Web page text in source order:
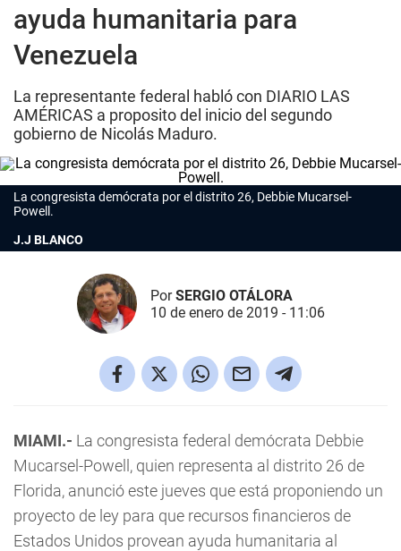
ayuda humanitaria para
Venezuela
La representante federal habló con DIARIO LAS
AMÉRICAS a proposito del inicio del segundo
gobierno de Nicolás Maduro.
La congresista demócrata por el distrito 26, Debbie Mucarsel-
Powell.
J.J BLANCO
PorSERGIO OTÁLORA
10 de enero de 2019 - 11:06
MIAMI.- La congresista federal demócrata Debbie
Mucarsel-Powell, quien representa al distrito 26 de
Florida, anunció este jueves que está proponiendo un
proyecto de ley para que recursos financieros de
Estados Unidos provean ayuda humanitaria al